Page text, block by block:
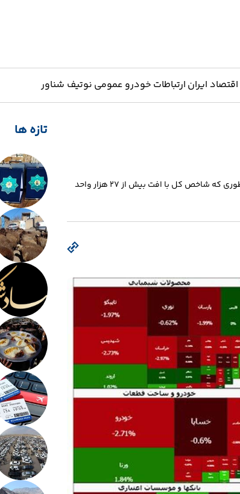
اقتصاد ایران ارتباطات خودرو عمومی نوتیف شناور
جستجو
پس از تنها یک روز سبزپوشی، بازار سرمایه مجددا و به مانند اکثر روزهای یک ماه اخیر کاهشی شد؛ به طوری که شاخص کل با افت بیش از ۲۷ هزار واحد
تازه ها